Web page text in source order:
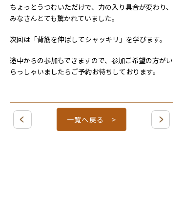
ちょっとうつむいただけで、力の入り具合が変わり、
みなさんとても驚かれていました。
次回は「背筋を伸ばしてシャッキリ」を学びます。
途中からの参加もできますので、参加ご希望の方がい
らっしゃいましたらご予約お待ちしております。
一覧へ戻る >